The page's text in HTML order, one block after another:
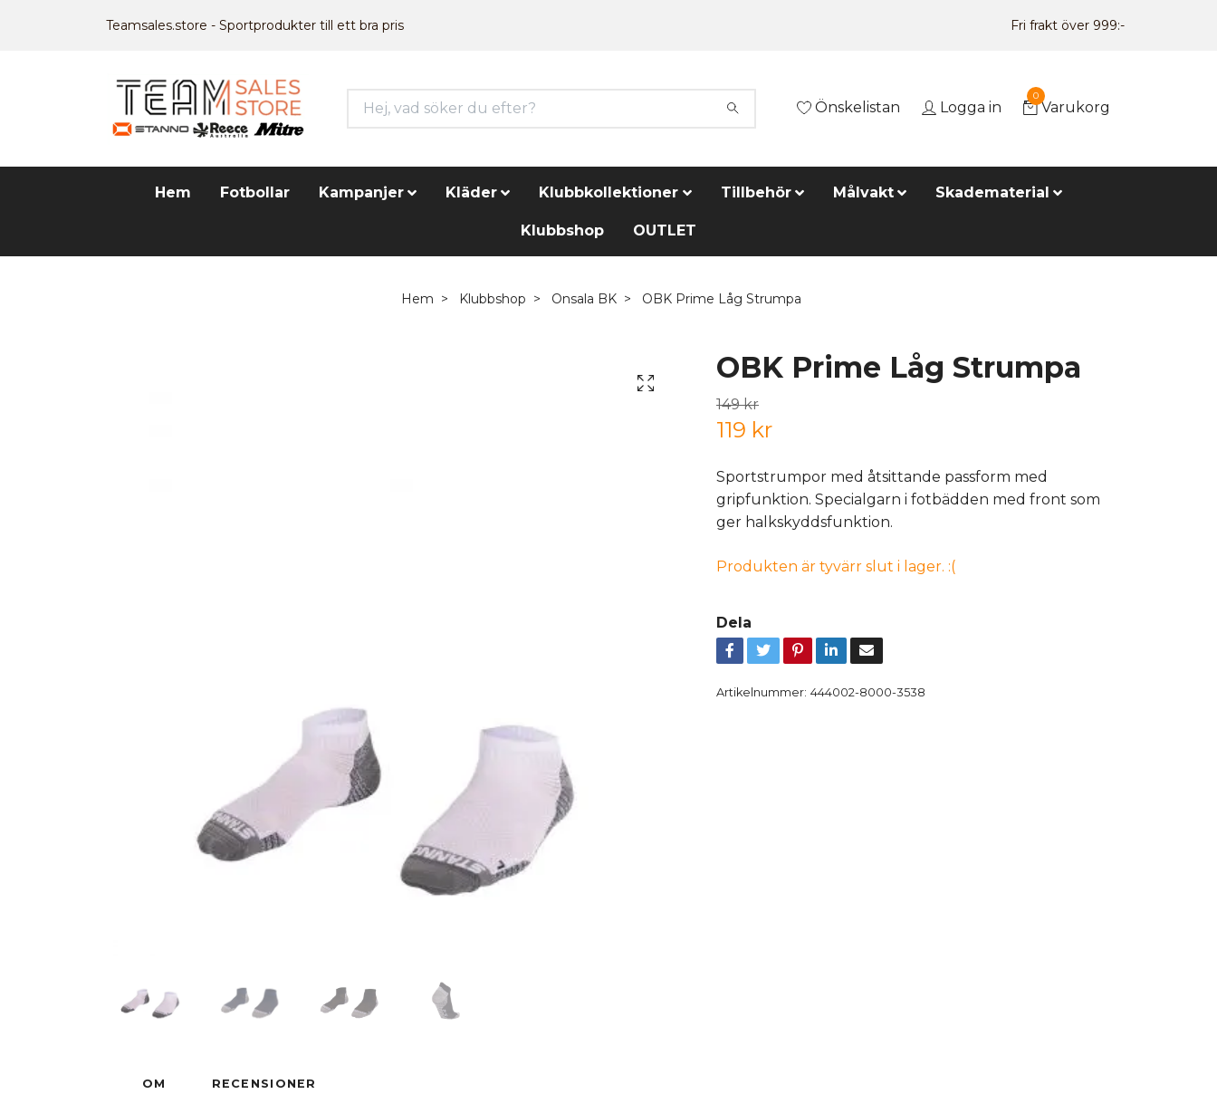
Teamsales.store - Sportprodukter till ett bra pris Fri frakt över 999:-
Önskelistan Logga in
0
Varukorg
Hem Fotbollar Kampanjer Kläder Klubbkollektioner Tillbehör Målvakt Skadematerial
Klubbshop OUTLET
Hem Klubbshop Onsala BK OBK Prime Låg Strumpa
OBK Prime Låg Strumpa
149 kr
119 kr
Sportstrumpor med åtsittande passform med
gripfunktion. Specialgarn i fotbädden med front som
ger halkskyddsfunktion.
Produkten är tyvärr slut i lager. :(
Dela
Artikelnummer: 444002-8000-3538
OM RECENSIONER